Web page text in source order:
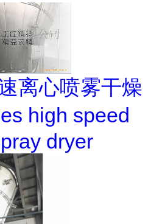
离心喷雾干燥
high speed
dryer